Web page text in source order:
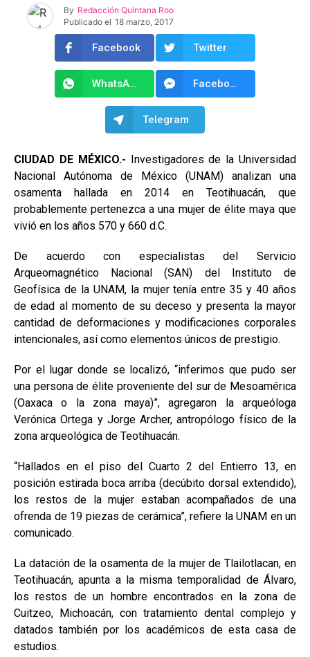
By Redacción Quintana Roo
Publicado el 18 marzo, 2017
Facebook Twitter
WhatsApp Facebook Messenger
Telegram
CIUDAD DE MÉXICO.- Investigadores de la Universidad
Nacional Autónoma de México (UNAM) analizan una
osamenta hallada en 2014 en Teotihuacán, que
probablemente pertenezca a una mujer de élite maya que
vivió en los años 570 y 660 d.C.
De acuerdo con especialistas del Servicio
Arqueomagnético Nacional (SAN) del Instituto de
Geofísica de la UNAM, la mujer tenía entre 35 y 40 años
de edad al momento de su deceso y presenta la mayor
cantidad de deformaciones y modificaciones corporales
intencionales, así como elementos únicos de prestigio.
Por el lugar donde se localizó, “inferimos que pudo ser
una persona de élite proveniente del sur de Mesoamérica
(Oaxaca o la zona maya)”, agregaron la arqueóloga
Verónica Ortega y Jorge Archer, antropólogo físico de la
zona arqueológica de Teotihuacán.
“Hallados en el piso del Cuarto 2 del Entierro 13, en
posición estirada boca arriba (decúbito dorsal extendido),
los restos de la mujer estaban acompañados de una
ofrenda de 19 piezas de cerámica”, refiere la UNAM en un
comunicado.
La datación de la osamenta de la mujer de Tlailotlacan, en
Teotihuacán, apunta a la misma temporalidad de Álvaro,
los restos de un hombre encontrados en la zona de
Cuitzeo, Michoacán, con tratamiento dental complejo y
datados también por los académicos de esta casa de
estudios.